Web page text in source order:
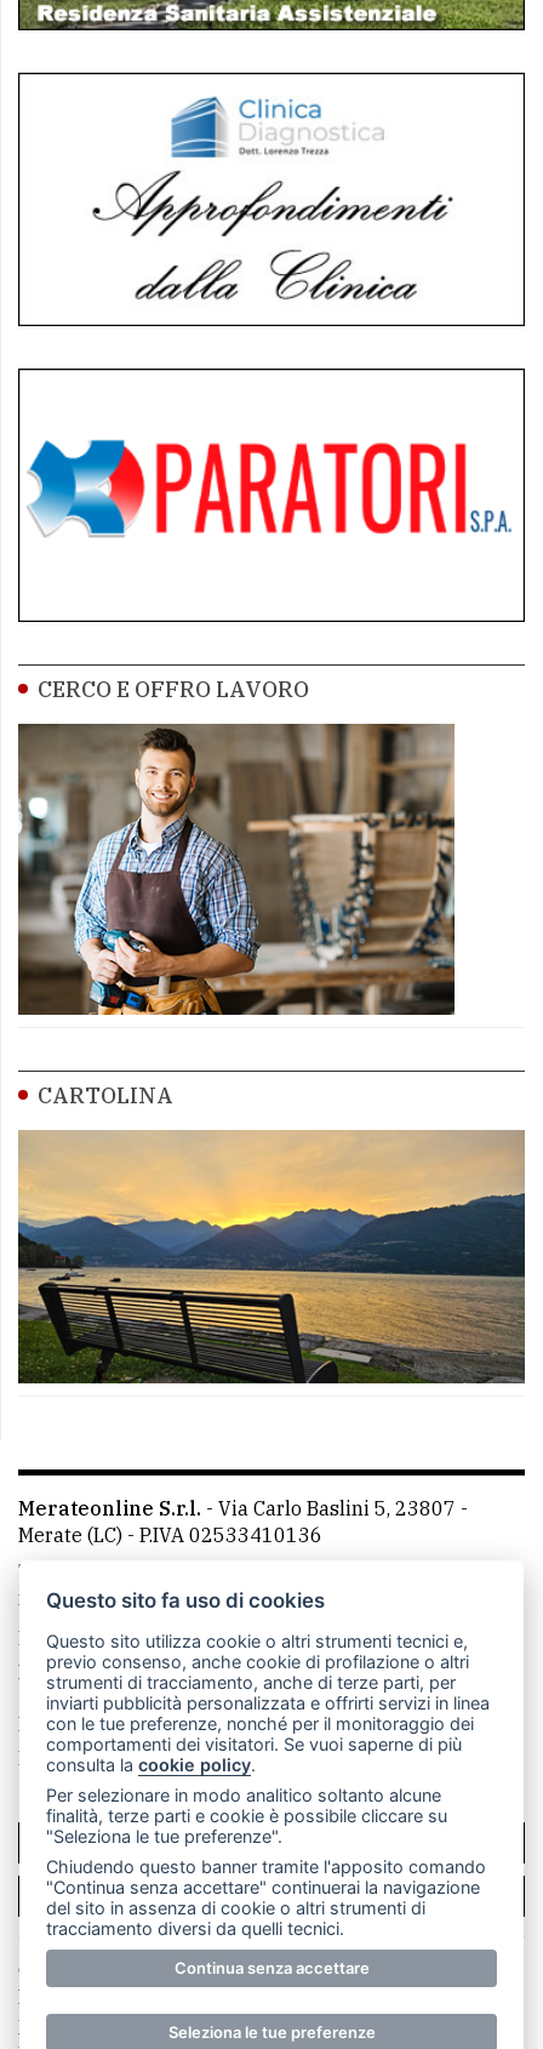
CERCO E OFFRO LAVORO
CARTOLINA
Merateonline S.r.l. - Via Carlo Baslini 5, 23807 -
Merate (LC) - P.IVA 02533410136
Telefono:
mail: redazione@leccoonline.com
La redazione
MerateOnline CasateOnline
RSS
Made by VIP
Privacy policy
Cookie policy
Rivedi le tue scelte sui cookie
SCRIVICI
PER LA TUA PUBBLICITÀ
© Copyright Merateonline S.r.l. - Tutti i diritti riservati.
E' proibita la riproduzione e pubblicazione anche
parziale di testi, articoli e immagini senza la
Questo sito fa uso di cookies
Questo sito utilizza cookie o altri strumenti tecnici e,
previo consenso, anche cookie di profilazione o altri
strumenti di tracciamento, anche di terze parti, per
inviarti pubblicità personalizzata e offrirti servizi in linea
con le tue preferenze, nonché per il monitoraggio dei
comportamenti dei visitatori. Se vuoi saperne di più
consulta lacookie policy.
Per selezionare in modo analitico soltanto alcune
finalità, terze parti e cookie è possibile cliccare su
"Seleziona le tue preferenze".
Chiudendo questo banner tramite l'apposito comando
"Continua senza accettare" continuerai la navigazione
del sito in assenza di cookie o altri strumenti di
tracciamento diversi da quelli tecnici.
Continua senza accettare
Seleziona le tue preferenze